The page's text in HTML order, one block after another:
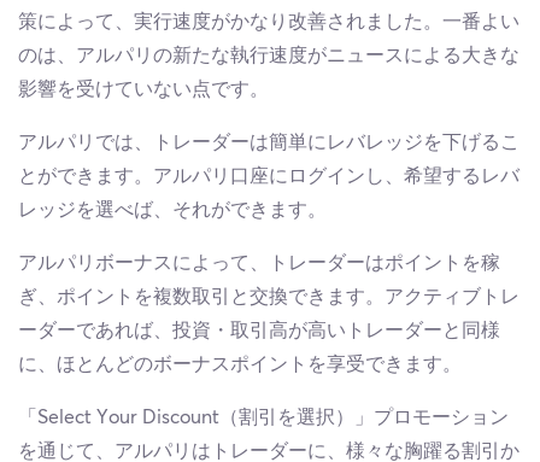
策によって、実行速度がかなり改善されました。一番よい
のは、アルパリの新たな執行速度がニュースによる大きな
影響を受けていない点です。
アルパリでは、トレーダーは簡単にレバレッジを下げるこ
とができます。アルパリ口座にログインし、希望するレバ
レッジを選べば、それができます。
アルパリボーナスによって、トレーダーはポイントを稼
ぎ、ポイントを複数取引と交換できます。アクティブトレ
ーダーであれば、投資・取引高が高いトレーダーと同様
に、ほとんどのボーナスポイントを享受できます。
「Select Your Discount（割引を選択）」プロモーション
を通じて、アルパリはトレーダーに、様々な胸躍る割引か